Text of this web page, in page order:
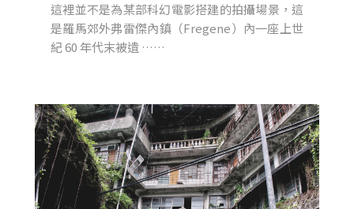
這裡並不是為某部科幻電影搭建的拍攝場景，這
是羅馬郊外弗雷傑內鎮（Fregene）內一座上世
紀 60 年代末被遺 ……